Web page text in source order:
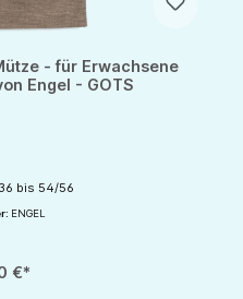
- für Erwachsene
Engel - GOTS
bis 54/56
ENGEL
€*